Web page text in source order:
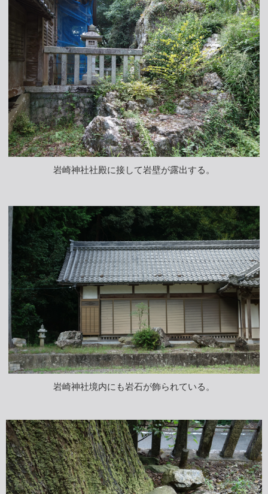
岩崎神社社殿に接して岩壁が露出する。
岩崎神社境内にも岩石が飾られている。